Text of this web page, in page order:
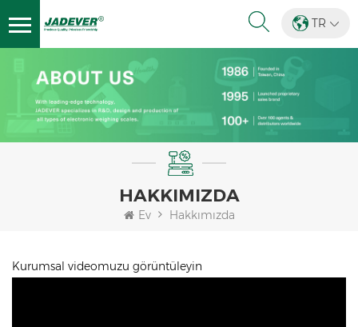
TR
HAKKIMIZDA
Ev Hakkımızda
Kurumsal videomuzu görüntüleyin